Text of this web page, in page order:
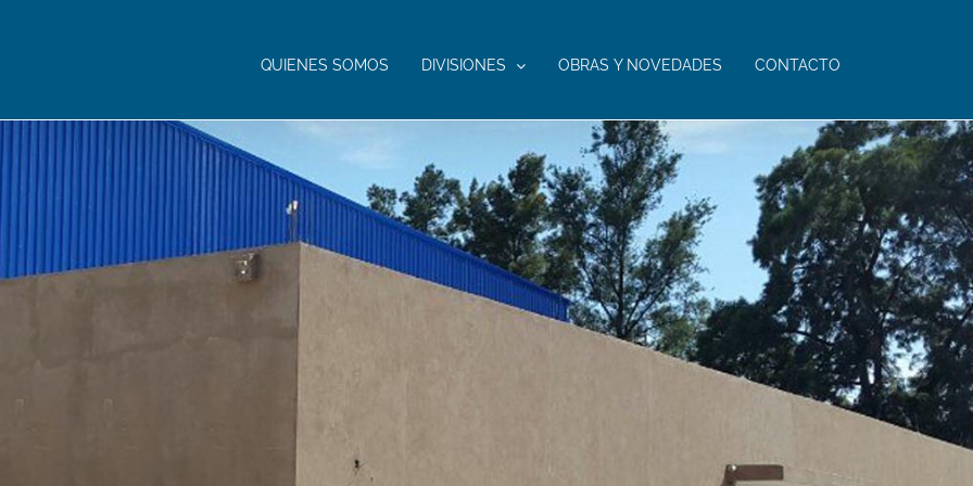
QUIENES SOMOS DIVISIONES OBRAS Y NOVEDADES CONTACTO